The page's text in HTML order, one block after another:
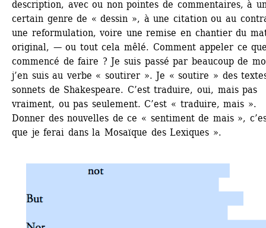
description, avec ou non pointes de commentaires, à
certain genre de « dessin », à une citation ou au
une reformulation, voire une remise en chantier du
original, — ou tout cela mêlé. Comment appeler ce
commencé de faire ? Je suis passé par beaucoup de
j’en suis au verbe « soutirer ». Je « soutire » des
sonnets de Shakespeare. C’est traduire, oui, mais pas
vraiment, ou pas seulement. C’est « traduire, mais ».
Donner des nouvelles de ce « sentiment de mais »,
que je ferai dans la Mosaïque des Lexiques ».